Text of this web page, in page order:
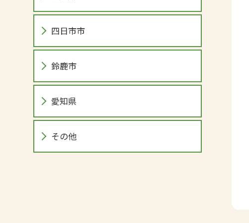
四日市市
鈴鹿市
愛知県
その他